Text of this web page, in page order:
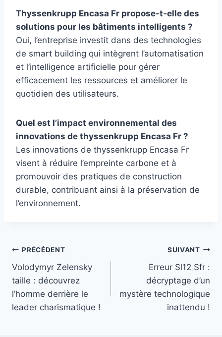
Thyssenkrupp Encasa Fr propose-t-elle des
solutions pour les bâtiments intelligents ?
Oui, l’entreprise investit dans des technologies
de smart building qui intègrent l’automatisation
et l’intelligence artificielle pour gérer
efficacement les ressources et améliorer le
quotidien des utilisateurs.
Quel est l’impact environnemental des
innovations de thyssenkrupp Encasa Fr ?
Les innovations de thyssenkrupp Encasa Fr
visent à réduire l’empreinte carbone et à
promouvoir des pratiques de construction
durable, contribuant ainsi à la préservation de
l’environnement.
Navigation
de
l’article
PRÉCÉDENT
Volodymyr Zelensky
taille : découvrez
l’homme derrière le
leader charismatique !
SUIVANT
Erreur Sl12 Sfr :
décryptage d’un
mystère technologique
inattendu !